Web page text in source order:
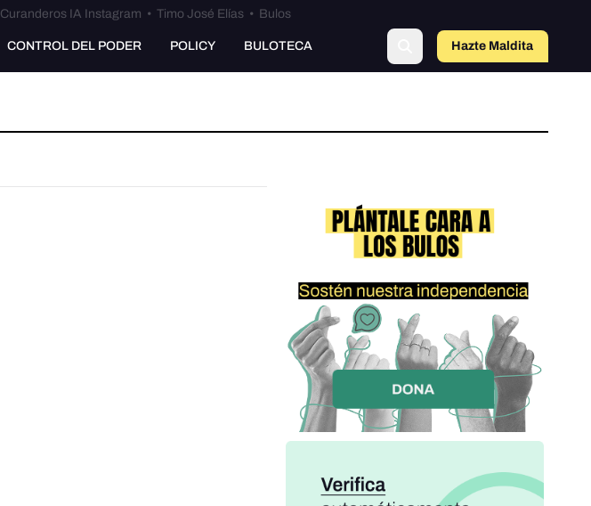
Curanderos IA Instagram • Timo José Elías• Bulos
CONTROL DEL PODER POLICY BULOTECA Hazte Maldita